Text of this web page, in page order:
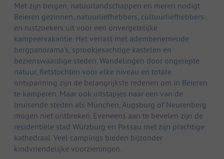
Met zijn bergen, natuurlandschappen en meren nodigt
Beieren gezinnen, natuurliefhebbers, cultuurliefhebbers
en rustzoekers uit voor een onvergetelijke
kampeervakantie. Het verrast met adembenemende
bergpanorama's, sprookjesachtige kastelen en
bezienswaardige steden. Wandelingen door ongerepte
natuur, fietstochten voor elke niveau en totale
ontspanning zijn de belangrijkste redenen om in Beieren
te kamperen. Maar ook uitstapjes naar een van de
bruisende steden als München, Augsburg of Neurenberg
mogen niet ontbreken. Eveneens aan te bevelen zijn de
residentiële stad Würzburg en Passau met zijn prachtige
kathedraal. Veel campings bieden bijzonder
kindvriendelijke voorzieningen.